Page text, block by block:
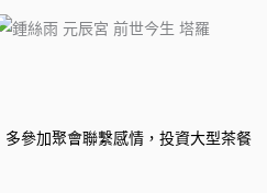
參加聚會聯繫感情，投資大型茶餐